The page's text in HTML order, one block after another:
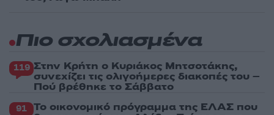
Πιο σχολιασμένα
119 Στην Κρήτη ο Κυριάκος Μητσοτάκης,
συνεχίζει τις ολιγοήμερες διακοπές του –
Πού βρέθηκε το Σάββατο
91 Το οικονομικό πρόγραμμα της ΕΛΑΣ που